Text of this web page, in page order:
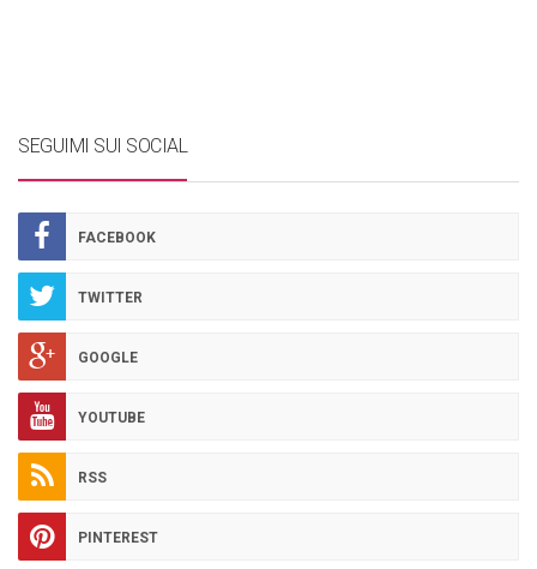
SEGUIMI SUI SOCIAL
FACEBOOK
TWITTER
GOOGLE
YOUTUBE
RSS
PINTEREST